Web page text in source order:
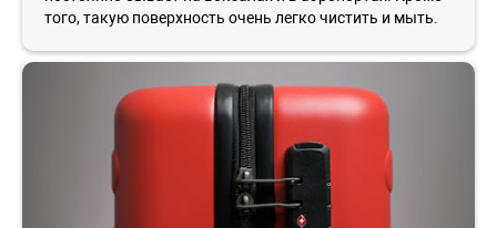
того, такую поверхность очень легко чистить и мыть.